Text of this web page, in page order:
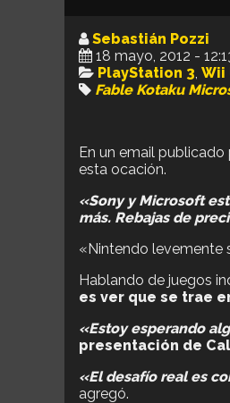
Sebastián Pozzi
18 mayo, 2012 -
PlayStation 3 Wii
Fable Kotaku
En un email
esta ocación.
«Sony y Microsoft
más. Rebajas de
«Nintendo levemente
Hablando de juegos
es ver que se trae
«Estoy esperando
presentación de
«El desafío real es
agregó.